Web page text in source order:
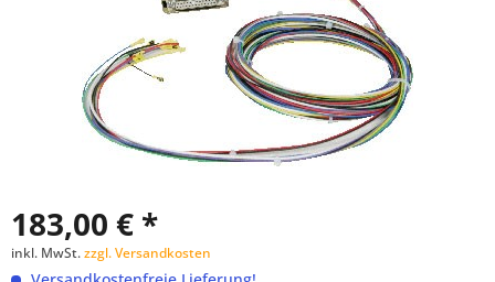
183,00 € *
inkl. MwSt.zzgl. Versandkosten